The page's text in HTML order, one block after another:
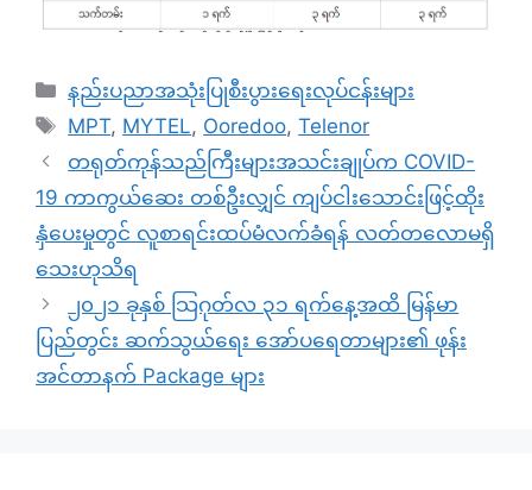
Categories
နည်းပညာအသုံးပြုစီးပွားရေးလုပ်ငန်းများ
Tags
MPT, MYTEL, Ooredoo,Telenor
တရုတ်ကုန်သည်ကြီးများအသင်းချုပ်က COVID-
19 ကာကွယ်ဆေး တစ်ဦးလျှင် ကျပ်ငါးသောင်းဖြင့်ထိုး
နှံပေးမှုတွင် လူစာရင်းထပ်မံလက်ခံရန် လတ်တလောမရှိ
သေးဟုသိရ
၂၀၂၁ ခုနှစ် သြဂုတ်လ ၃၁ ရက်နေ့အထိ မြန်မာ
ပြည်တွင်း ဆက်သွယ်ရေး အော်ပရေတာများ၏ ဖုန်း
အင်တာနက် Package များ